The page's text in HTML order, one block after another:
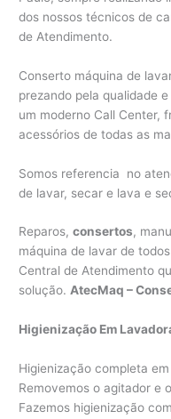
dos nossos técnicos de
de Atendimento.
Conserto máquina de
prezando pela qualidade
um moderno Call Center,
acessórios de todas as
Somos referencia no
de lavar, secar e lava e
Reparos,consertos,
máquina de lavar de
Central de Atendimento
solução.AtecMaq –
Higienização Em
Higienização completa
Removemos o agitador e
Fazemos higienização